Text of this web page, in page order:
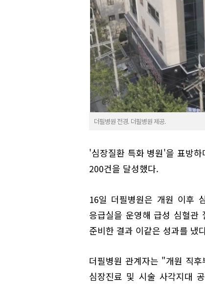
더필병원 전경. 더필병원 제공.
'심장질환 특화 병원'을 표방
200건을 달성했다.
16일 더필병원은 개원 이후
응급실을 운영해 급성 심혈관
준비한 결과 이같은 성과를 냈
더필병원 관계자는 "개원 직
심장진료 및 시술 사각지대